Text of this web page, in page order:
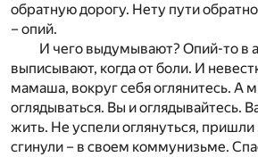
обратную дорогу. Нету пути
– опий.
И чего выдумывают? Опий-то в
выписывают, когда от боли. И
мамаша, вокруг себя оглянитесь. А
оглядываться. Вы и оглядывайтесь.
жить. Не успели оглянуться, пришли
сгинули – в своем коммунизьме.